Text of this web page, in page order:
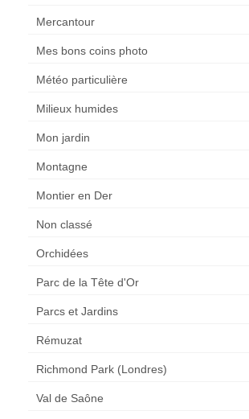
Mercantour
Mes bons coins photo
Météo particulière
Milieux humides
Mon jardin
Montagne
Montier en Der
Non classé
Orchidées
Parc de la Tête d'Or
Parcs et Jardins
Rémuzat
Richmond Park (Londres)
Val de Saône